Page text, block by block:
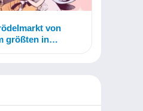
von
größten in